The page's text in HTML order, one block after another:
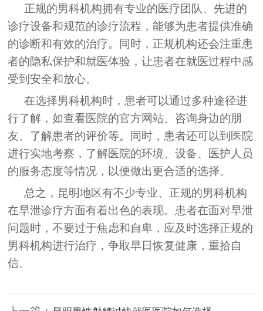
正规的男科机构拥有专业的医疗团队、先进的
诊疗设备和规范的诊疗流程，能够为患者提供准确
的诊断和有效的治疗。同时，正规机构还会注重患
者的隐私保护和就医体验，让患者在就医过程中感
受到安全和放心。
在选择男科机构时，患者可以通过多种途径进
行了解，如查看医院的官方网站、咨询身边的朋
友、了解患者的评价等。同时，患者还可以到医院
进行实地考察，了解医院的环境、设备、医护人员
的服务态度等情况，以便做出更合适的选择。
总之，昆明地区有不少专业、正规的男科机构
在早泄诊疗方面有着出色的表现。患者在面对早泄
问题时，不要过于焦虑和自卑，应及时选择正规的
男科机构进行治疗，争取早日恢复健康，重拾自
信。